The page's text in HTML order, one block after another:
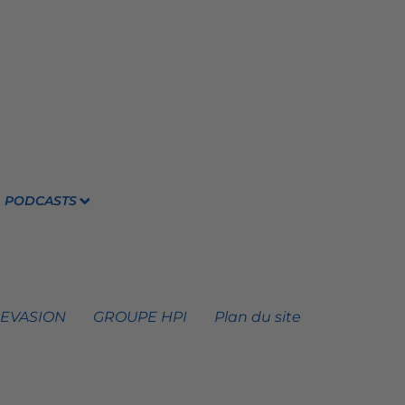
PODCASTS
GROUPE HPI Plan du site